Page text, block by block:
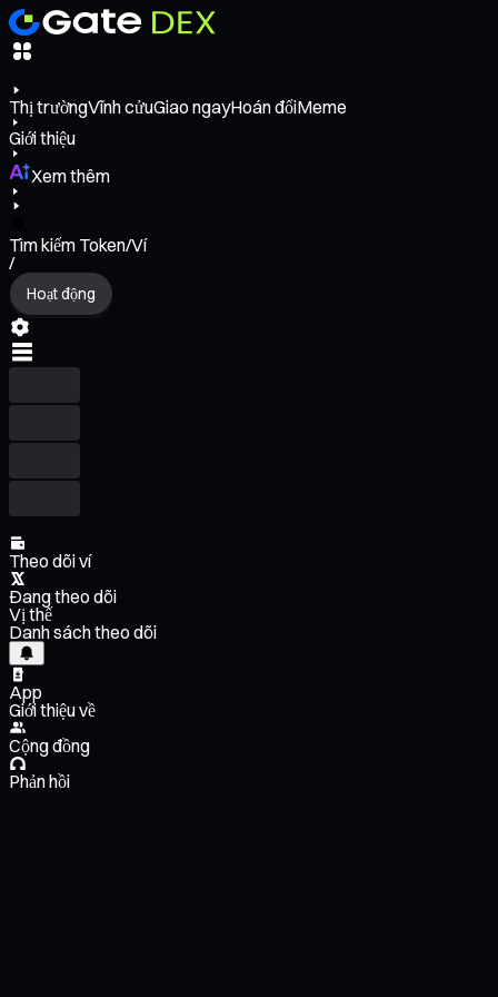
Thị trườngVĩnh cửuGiao ngayHoán đổiMeme
Giới thiệu
Xem thêm
Tìm kiếm Token/Ví
/
Hoạt động
Theo dõi ví
Đang theo dõi
Vị thế
Danh sách theo dõi
App
Giới thiệu về
Cộng đồng
Phản hồi